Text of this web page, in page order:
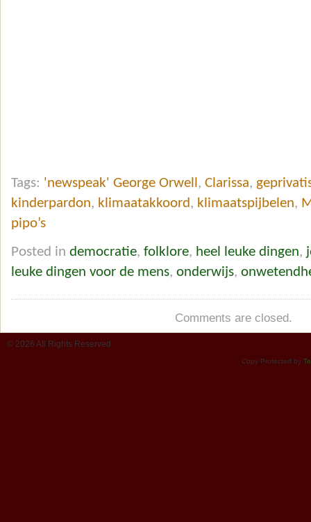
Tags: 'newspeak' George Orwell , Clarissa,
kinderpardon, klimaatakkoord, klimaatspijbelen,
pipo’s
Posted in democratie, folklore, heel leuke dingen,
leuke dingen voor de mens, onderwijs,
Comments are closed.
© 2026 All Rights Reserved.
Copy Protected by